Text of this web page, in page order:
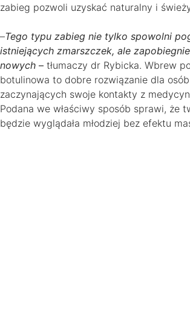
zabieg pozwoli uzyskać naturalny i
–Tego typu zabieg nie tylko spowolni
istniejących zmarszczek, ale
nowych – tłumaczy dr Rybicka. Wbrew
botulinowa to dobre rozwiązanie dla
zaczynających swoje kontakty z
Podana we właściwy sposób sprawi, że
będzie wyglądała młodziej bez efektu